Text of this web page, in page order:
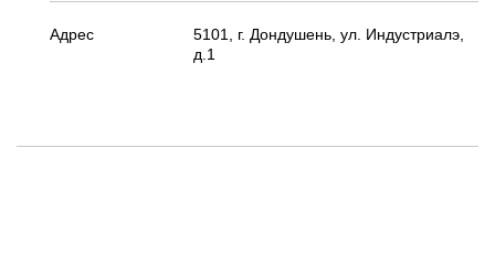
Адрес
5101, г. Дондушень, ул. Индустриалэ,
д.1